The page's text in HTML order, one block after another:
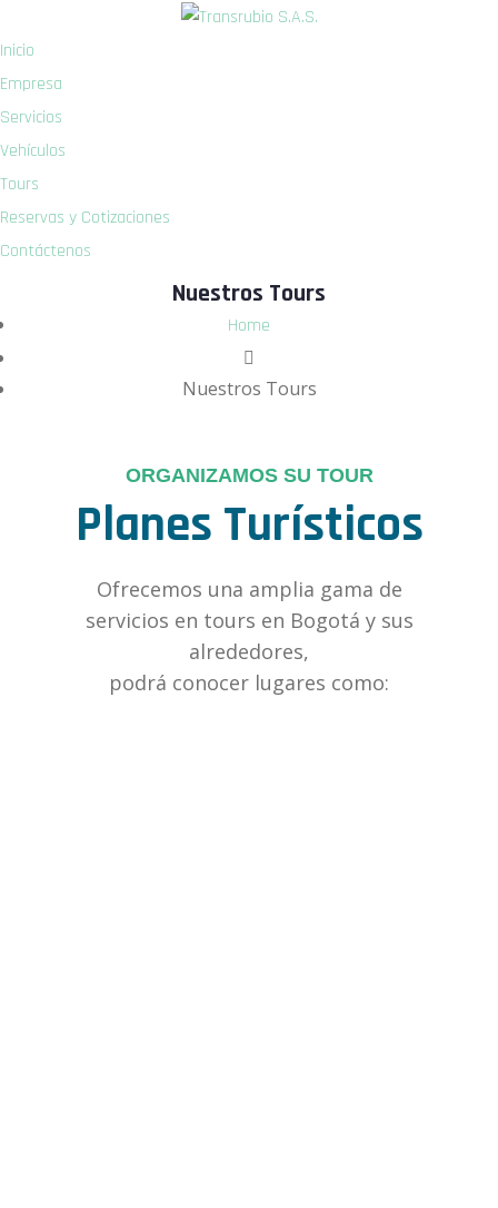
Inicio
Empresa
Servicios
Vehículos
Tours
Reservas y Cotizaciones
Contáctenos
Nuestros Tours
Home
Nuestros Tours
ORGANIZAMOS SU TOUR
Planes Turísticos
Ofrecemos una amplia gama de
servicios en tours en Bogotá y sus
alrededores,
podrá conocer lugares como: